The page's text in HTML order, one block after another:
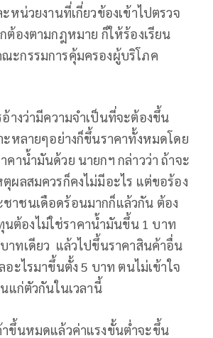
หน่วยงานที่เกี่ยวข้องเข้าไปตรวจ
ต้องตามกฎหมาย ก็ให้ร้องเรียน
ะกรรมการคุ้มครองผู้บริโภค
อ้างว่ามีความจำเป็นที่จะต้องขึ้น
ะหลายๆอย่างก็ขึ้นราคาทั้งหมดโดย
คาน้ำมันด้วย นายกฯ กล่าวว่า ถ้าจะ
ผลสมควรก็คงไม่มีอะไร แต่ขอร้อง
าชนเดือดร้อนมากก็แล้วกัน ต้อง
ต้องไม่ใช่ราคาน้ำมันขึ้น 1 บาท
าทเดียว แล้วไปขึ้นราคาสินค้าอื่น
อะไรมาขึ้นตั้ง 5 บาท ตนไม่เข้าใจ
แก่ตัวกันในเวลานี้
าขึ้นหมดแล้วค่าแรงขั้นต่ำจะขึ้น